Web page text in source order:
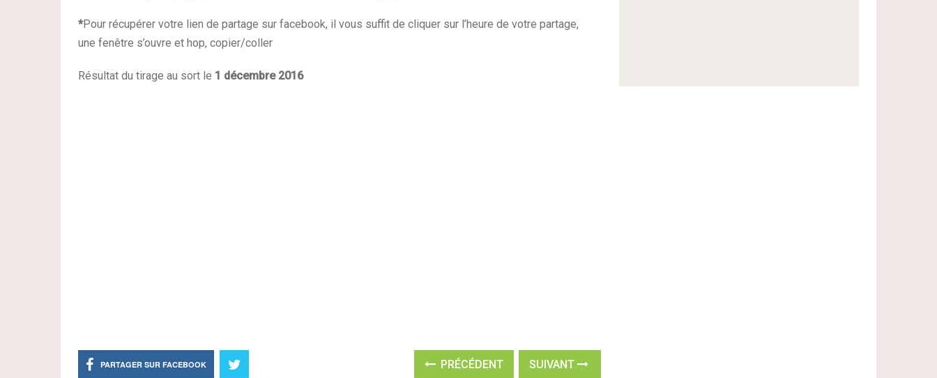
*Pour récupérer votre lien de partage sur facebook, il vous suffit de cliquer sur l’heure de votre partage,
une fenêtre s’ouvre et hop, copier/coller
Résultat du tirage au sort le 1 décembre 2016
PARTAGER SUR FACEBOOK PRÉCÉDENT SUIVANT